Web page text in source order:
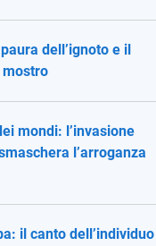
dell’ignoto e il
mondi: l’invasione
l’arroganza
il canto dell’individuo